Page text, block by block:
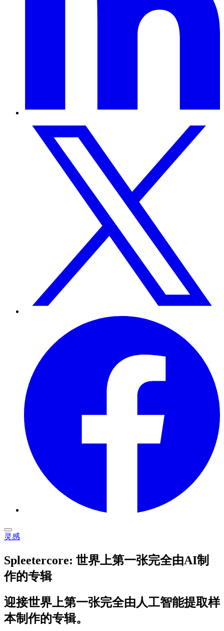
灵感
Spleetercore: 世界上第一张完全由AI制
作的专辑
迎接世界上第一张完全由人工智能提取样
本制作的专辑。